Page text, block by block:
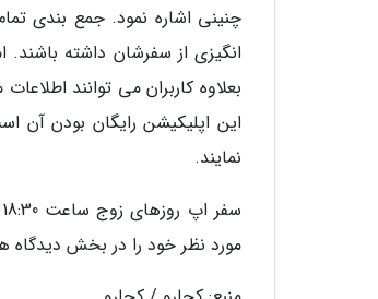
چنینی اشاره نمود. جمع بندی
انگیزی از سفرشان داشته
بعلاوه کاربران می توانند
نمایند.
مورد نظر خود را در بخش